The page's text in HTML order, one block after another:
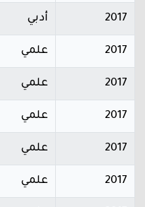
2017 أدبي
2017 علمي
2017 علمي
2017 علمي
2017 علمي
2017 علمي